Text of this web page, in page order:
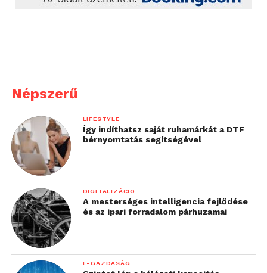
Népszerű
LIFESTYLE
Így indíthatsz saját ruhamárkát a DTF
bérnyomtatás segítségével
DIGITALIZÁCIÓ
A mesterséges intelligencia fejlődése
és az ipari forradalom párhuzamai
E-GAZDASÁG